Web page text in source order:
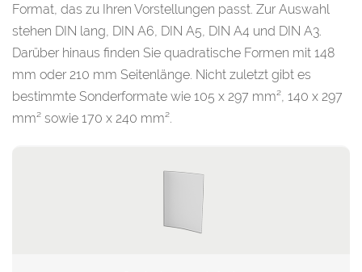
Format, das zu Ihren Vorstellungen passt. Zur Auswahl
stehen DIN lang, DIN A6, DIN A5, DIN A4 und DIN A3.
Darüber hinaus finden Sie quadratische Formen mit 148
mm oder 210 mm Seitenlänge. Nicht zuletzt gibt es
bestimmte Sonderformate wie 105 x 297 mm², 140 x 297
mm² sowie 170 x 240 mm².